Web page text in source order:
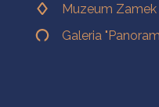
Muzeum
Galeria